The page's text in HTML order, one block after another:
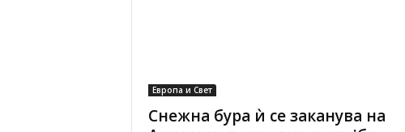
Европа и Свет
Снежна бура ѝ се заканува на